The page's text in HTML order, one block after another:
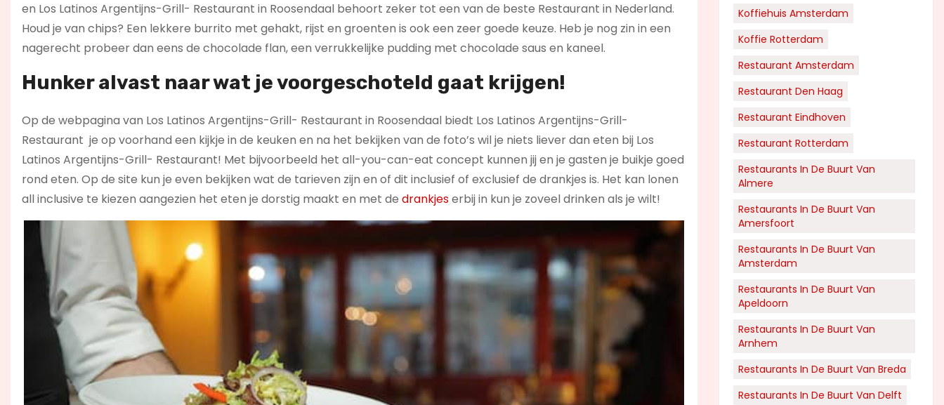
en Los Latinos Argentijns-Grill- Restaurant in Roosendaal behoort zeker tot een van de beste Restaurant in Nederland.
Houd je van chips? Een lekkere burrito met gehakt, rijst en groenten is ook een zeer goede keuze. Heb je nog zin in een
nagerecht probeer dan eens de chocolade flan, een verrukkelijke pudding met chocolade saus en kaneel.
Hunker alvast naar wat je voorgeschoteld gaat krijgen!
Op de webpagina van Los Latinos Argentijns-Grill- Restaurant in Roosendaal biedt Los Latinos Argentijns-Grill-
Restaurant je op voorhand een kijkje in de keuken en na het bekijken van de foto’s wil je niets liever dan eten bij Los
Latinos Argentijns-Grill- Restaurant! Met bijvoorbeeld het all-you-can-eat concept kunnen jij en je gasten je buikje goed
rond eten. Op de site kun je even bekijken wat de tarieven zijn en of dit inclusief of exclusief de drankjes is. Het kan lonen
all inclusive te kiezen aangezien het eten je dorstig maakt en met de drankjeserbij in kun je zoveel drinken als je wilt!
Koffiehuis Amsterdam
Koffie Rotterdam
Restaurant Amsterdam
Restaurant Den Haag
Restaurant Eindhoven
Restaurant Rotterdam
Restaurants In De Buurt Van
Almere
Restaurants In De Buurt Van
Amersfoort
Restaurants In De Buurt Van
Amsterdam
Restaurants In De Buurt Van
Apeldoorn
Restaurants In De Buurt Van
Arnhem
Restaurants In De Buurt Van Breda
Restaurants In De Buurt Van Delft